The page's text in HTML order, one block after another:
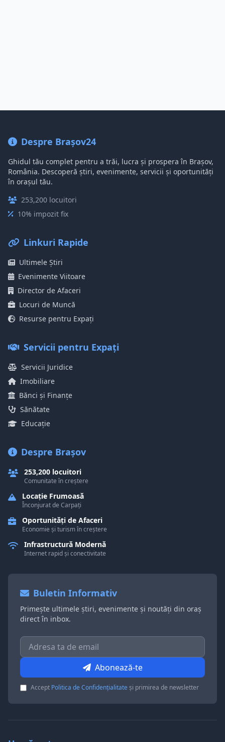
Despre Brașov24
Ghidul tău complet pentru a trăi, lucra și prospera în Brașov,
România. Descoperă știri, evenimente, servicii și oportunități
în orașul tău.
253,200 locuitori
10% impozit fix
Linkuri Rapide
Ultimele Știri
Evenimente Viitoare
Director de Afaceri
Locuri de Muncă
Resurse pentru Expați
Servicii pentru Expați
Servicii Juridice
Imobiliare
Bănci și Finanțe
Sănătate
Educație
Despre Brașov
253,200 locuitori
Comunitate în creștere
Locație Frumoasă
Înconjurat de Carpați
Oportunități de Afaceri
Economie și turism în creștere
Infrastructură Modernă
Internet rapid și conectivitate
Buletin Informativ
Primește ultimele știri, evenimente și noutăți din oraș
direct în inbox.
Abonează-te
Accept Politica de Confidențialitateși primirea de newsletter